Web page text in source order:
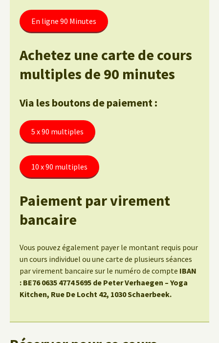
En ligne 90 Minutes
Achetez une carte de cours
multiples de 90 minutes
Via les boutons de paiement :
5 x 90 multiples
10 x 90 multiples
Paiement par virement
bancaire
Vous pouvez également payer le montant requis pour
un cours individuel ou une carte de plusieurs séances
par virement bancaire sur le numéro de compte IBAN
: BE76 0635 4774 5695 de Peter Verhaegen – Yoga
Kitchen, Rue De Locht 42, 1030 Schaerbeek.